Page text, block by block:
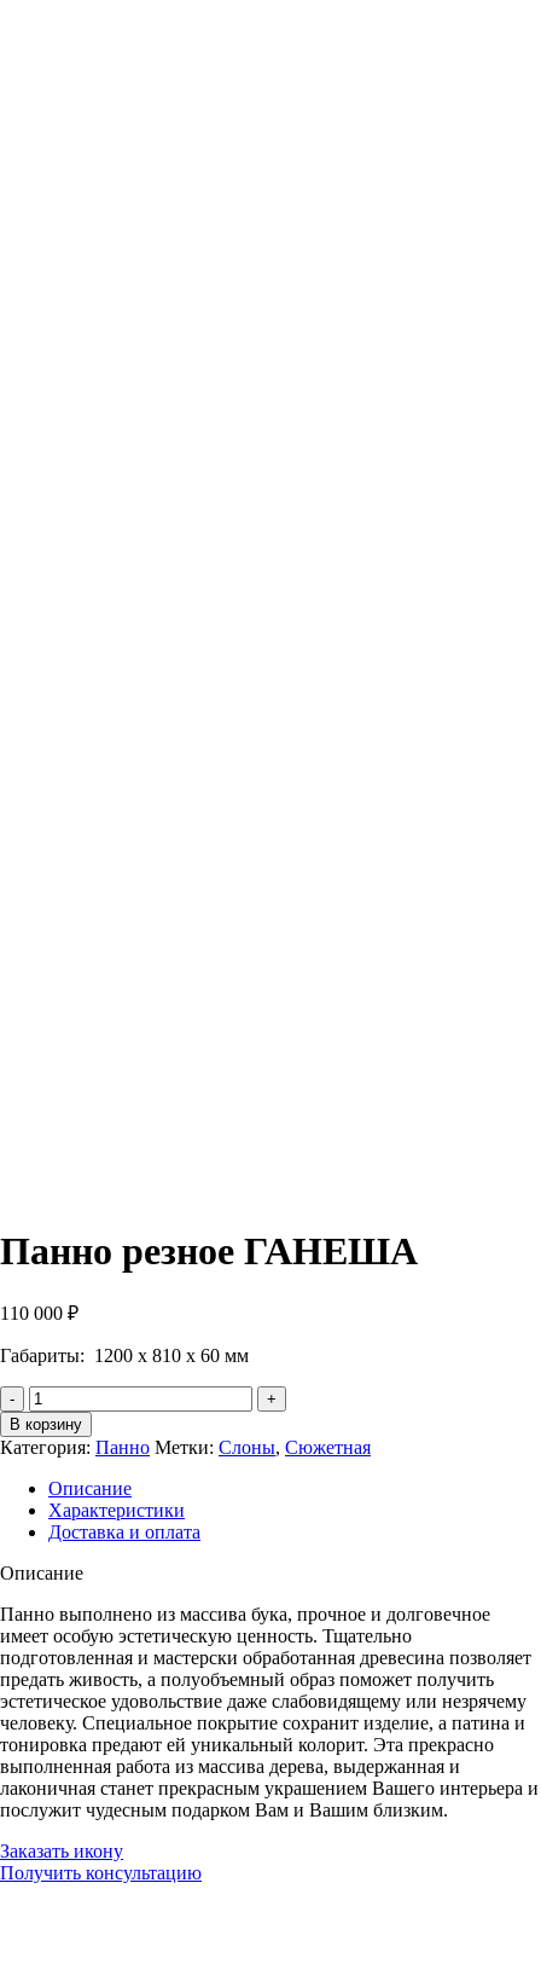
Панно резное ГАНЕША
110 000 ₽
Габариты: 1200 х 810 х 60 мм
Количество
Панно
резное
ГАНЕША
В корзину
Категория: Панно Метки: Слоны, Сюжетная
Описание
Характеристики
Доставка и оплата
Описание
Панно выполнено из массива бука, прочное и долговечное
имеет особую эстетическую ценность. Тщательно
подготовленная и мастерски обработанная древесина позволяет
предать живость, а полуобъемный образ поможет получить
эстетическое удовольствие даже слабовидящему или незрячему
человеку. Специальное покрытие сохранит изделие, а патина и
тонировка предают ей уникальный колорит. Эта прекрасно
выполненная работа из массива дерева, выдержанная и
лаконичная станет прекрасным украшением Вашего интерьера и
послужит чудесным подарком Вам и Вашим близким.
Заказать икону
Получить консультацию